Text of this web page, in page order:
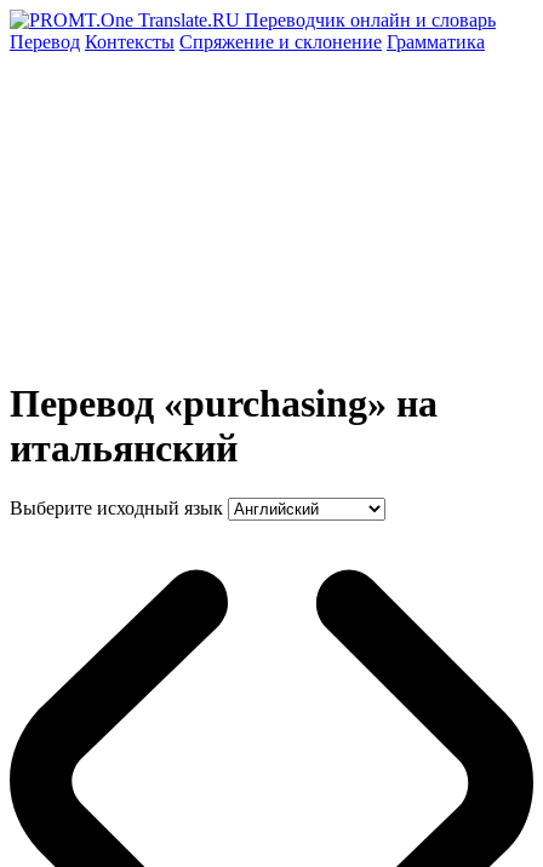
Перевод Контексты Спряжение и склонение Грамматика
Перевод «purchasing» на
итальянский
Выберите исходный язык